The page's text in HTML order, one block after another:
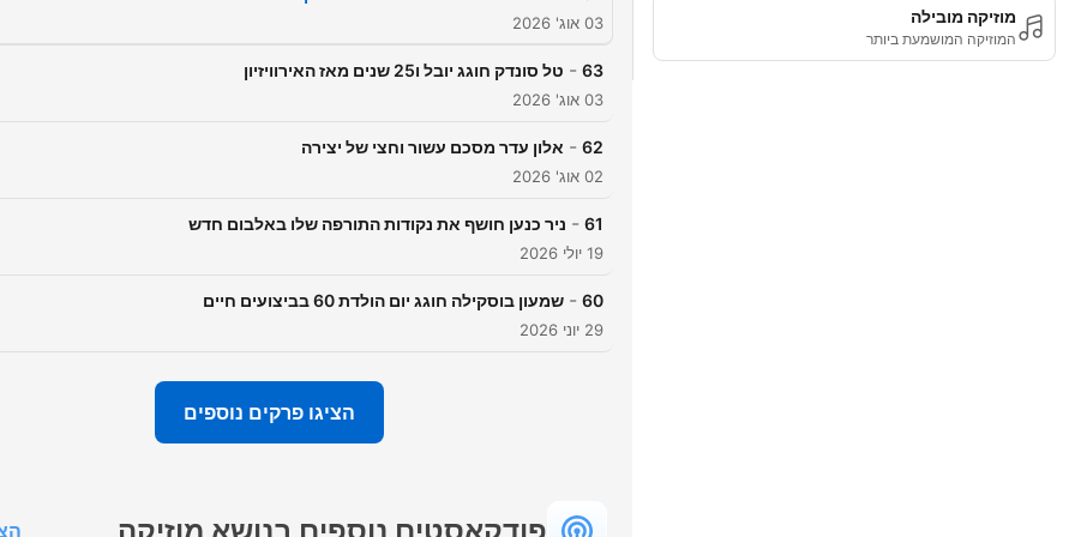
מוזיקה מובילה
המוזיקה המושמעת ביותר
03 אוג' 2026
63
- טל סונדק חוגג יובל ו25 שנים מאז האירוויזיון
03 אוג' 2026
62
- אלון עדר מסכם עשור וחצי של יצירה
02 אוג' 2026
61
- ניר כנען חושף את נקודות התורפה שלו באלבום חדש
19 יולי 2026
60
- שמעון בוסקילה חוגג יום הולדת 60 בביצועים חיים
29 יוני 2026
הציגו פרקים נוספים